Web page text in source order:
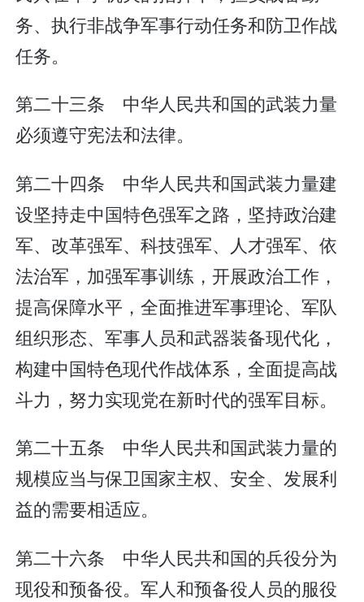
务、执行非战争军事行动任务和防卫作战
任务。
第二十三条 中华人民共和国的武装力量
必须遵守宪法和法律。
第二十四条 中华人民共和国武装力量建
设坚持走中国特色强军之路，坚持政治建
军、改革强军、科技强军、人才强军、依
法治军，加强军事训练，开展政治工作，
提高保障水平，全面推进军事理论、军队
组织形态、军事人员和武器装备现代化，
构建中国特色现代作战体系，全面提高战
斗力，努力实现党在新时代的强军目标。
第二十五条 中华人民共和国武装力量的
规模应当与保卫国家主权、安全、发展利
益的需要相适应。
第二十六条 中华人民共和国的兵役分为
现役和预备役。军人和预备役人员的服役